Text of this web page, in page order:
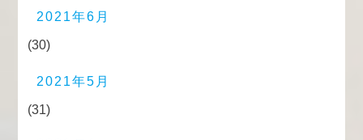
2021年6月
(30)
2021年5月
(31)